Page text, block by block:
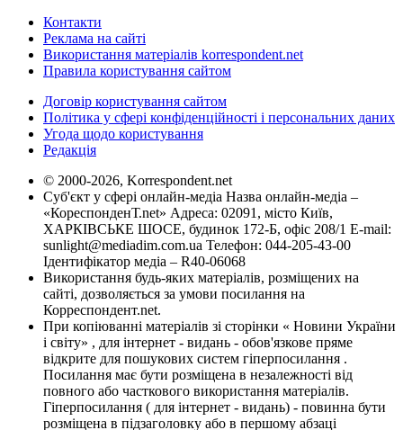
Контакти
Реклама на сайті
Використання матеріалів korrespondent.net
Правила користування сайтом
Договір користування сайтом
Політика у сфері конфіденційності і персональних даних
Угода щодо користування
Редакція
© 2000-2026, Korrespondent.net
Суб'єкт у сфері онлайн-медіа Назва онлайн-медіа –
«КореспонденТ.net» Адреса: 02091, місто Київ,
ХАРКІВСЬКЕ ШОСЕ, будинок 172-Б, офіс 208/1 E-mail:
sunlight@mediadim.com.ua Телефон: 044-205-43-00
Ідентифікатор медіа – R40-06068
Використання будь-яких матеріалів, розміщених на
сайті, дозволяється за умови посилання на
Корреспондент.net.
При копіюванні матеріалів зі сторінки « Новини України
і світу» , для інтернет - видань - обов'язкове пряме
відкрите для пошукових систем гіперпосилання .
Посилання має бути розміщена в незалежності від
повного або часткового використання матеріалів.
Гіперпосилання ( для інтернет - видань) - повинна бути
розміщена в підзаголовку або в першому абзаці